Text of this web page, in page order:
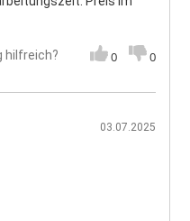
hilfreich? 0 0
03.07.2025